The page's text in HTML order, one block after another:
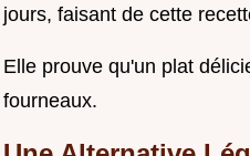
jours, faisant de cette
Elle prouve qu'un plat
fourneaux.